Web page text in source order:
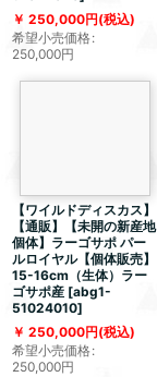
250,000円(税込)
希望小売価格:
250,000円
【ワイルドディスカス】
【通販】【未開の新産地
個体】ラーゴサポ パー
ルロイヤル【個体販売】
15-16cm（生体）ラー
ゴサポ産 [abg1-
51024010]
250,000円(税込)
希望小売価格:
250,000円